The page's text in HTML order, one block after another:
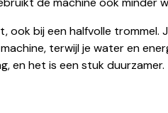
ook bij een halfvolle trommel.
terwijl je water en
en het is een stuk duurzamer.